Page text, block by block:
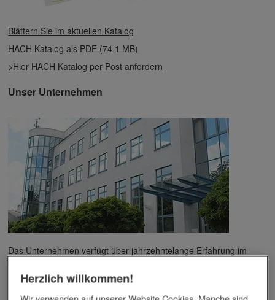
Blättern Sie im aktuellen Katalog
HACH Katalog als PDF (74,1 MB)
>Hier HACH Katalog per Post anfordern
Unser Unternehmen
Das Unternehmen verfügt über jahrzehntelange Erfahrung im
Dieses Wissen kommt unseren Kunden tagtäglich zugute,
insbesondere wenn es um professionellen
andere Veredelungsverfahren geht.
Herzlich willkommen!